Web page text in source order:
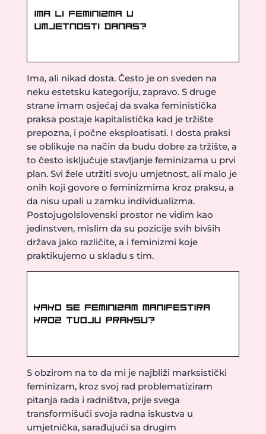
Ima, ali nikad dosta. Često je on sveden na
neku estetsku kategoriju, zapravo. S druge
strane imam osjećaj da svaka feministička
praksa postaje kapitalistička kad je tržište
prepozna, i počne eksploatisati. I dosta praksi
se oblikuje na način da budu dobre za tržište, a
to često isključuje stavljanje feminizama u prvi
plan. Svi žele utržiti svoju umjetnost, ali malo je
onih koji govore o feminizmima kroz praksu, a
da nisu upali u zamku individualizma.
Postojugolslovenski prostor ne vidim kao
jedinstven, mislim da su pozicije svih bivših
država jako različite, a i feminizmi koje
praktikujemo u skladu s tim.
S obzirom na to da mi je najbliži marksistički
feminizam, kroz svoj rad problematiziram
pitanja rada i radništva, prije svega
transformišući svoja radna iskustva u
umjetnička, sarađujući sa drugim